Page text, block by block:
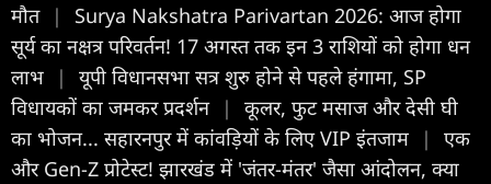
मौत |
Surya Nakshatra Parivartan 2026: आज होगा
सूर्य का नक्षत्र परिवर्तन! 17 अगस्त तक इन 3 राशियों को होगा धन
लाभ
|
यूपी विधानसभा सत्र शुरु होने से पहले हंगामा, SP
विधायकों का जमकर प्रदर्शन |
कूलर, फुट मसाज और देसी घी
का भोजन... सहारनपुर में कांवड़ियों के लिए VIP इंतजाम
|
एक
और Gen-Z प्रोटेस्ट! झारखंड में 'जंतर-मंतर' जैसा आंदोलन, क्या